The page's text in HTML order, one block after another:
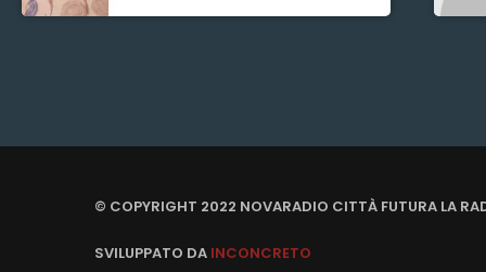
© COPYRIGHT 2022 NOVARADIO CITTÀ FUTURA LA
SVILUPPATO DA INCONCRETO